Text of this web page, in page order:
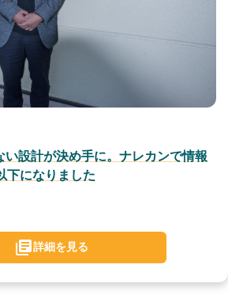
い設計が決め手に。ナレカンで情報
下になりました
詳細を見る